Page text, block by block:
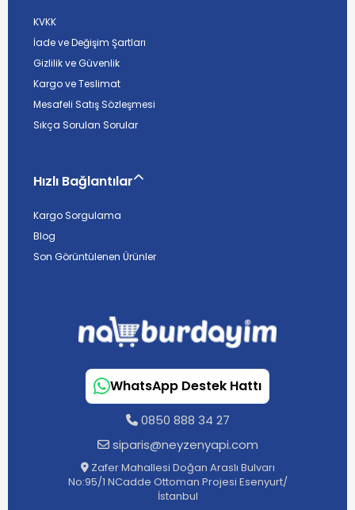
KVKK
İade ve Değişim Şartları
Gizlilik ve Güvenlik
Kargo ve Teslimat
Mesafeli Satış Sözleşmesi
Sıkça Sorulan Sorular
Hızlı Bağlantılar
Kargo Sorgulama
Blog
Son Görüntülenen Ürünler
WhatsApp Destek Hattı
0850 888 34 27
siparis@neyzenyapi.com
Zafer Mahallesi Doğan Araslı Bulvarı
No:95/1 NCadde Ottoman Projesi Esenyurt/
İstanbul